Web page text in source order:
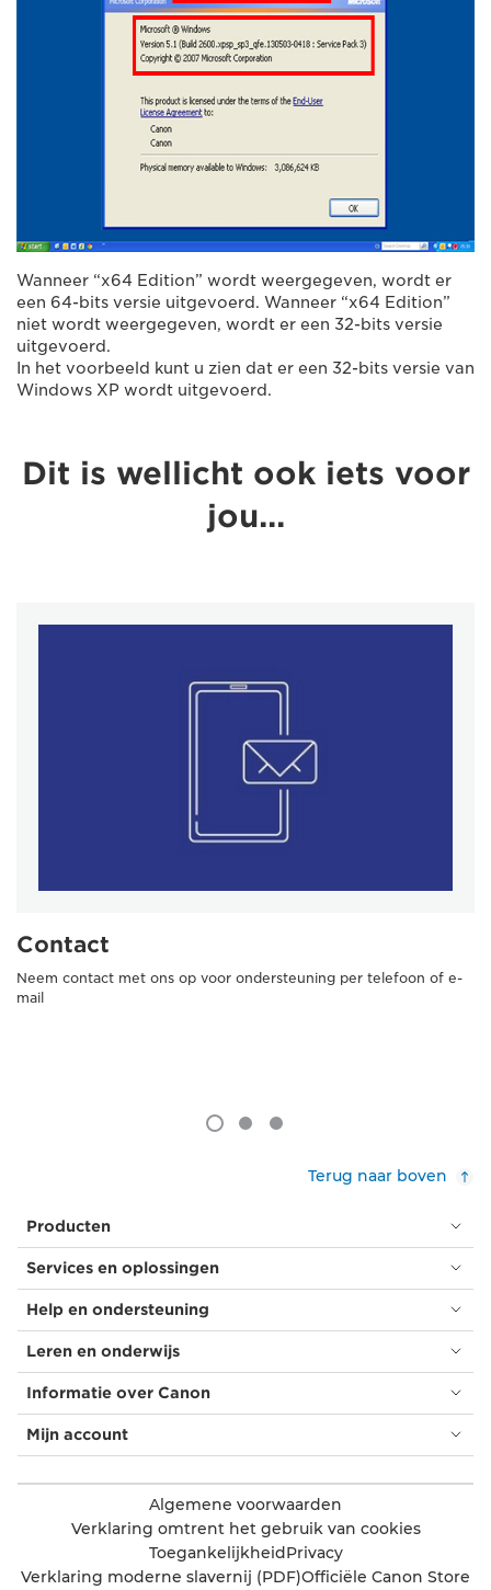
Wanneer “x64 Edition” wordt weergegeven, wordt er
een 64-bits versie uitgevoerd. Wanneer “x64 Edition”
niet wordt weergegeven, wordt er een 32-bits versie
uitgevoerd.
In het voorbeeld kunt u zien dat er een 32-bits versie van
Windows XP wordt uitgevoerd.
Dit is wellicht ook iets voor
jou...
Contact
Neem contact met ons op voor ondersteuning per telefoon of e-
mail
Terug naar boven
Producten
Services en oplossingen
Help en ondersteuning
Leren en onderwijs
Informatie over Canon
Mijn account
Algemene voorwaarden
Verklaring omtrent het gebruik van cookies
ToegankelijkheidPrivacy
Verklaring moderne slavernij (PDF)Officiële Canon Store